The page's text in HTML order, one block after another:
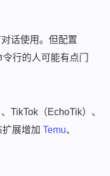
话使用。但配置
行的人可能有点门
TikTok（EchoTik）、
扩展增加Temu、